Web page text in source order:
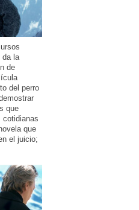
da la
de
del perro
que
cotidianas
que
el juicio;